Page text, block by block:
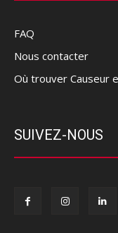
FAQ
Nous contacter
Où trouver Causeur
SUIVEZ-NOUS